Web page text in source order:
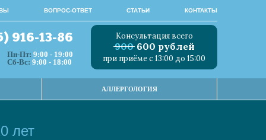
ВОПРОС-ОТВЕТ СТАТЬИ КОНТАКТЫ
916-13-86
Пн-Пт: 9:00 - 19:00
Сб-Вс: 9:00 - 18:00
Консультация всего
900 600 рублей
при приёме с 13:00 до 15:00
АЛЛЕРГОЛОГИЯ
лет